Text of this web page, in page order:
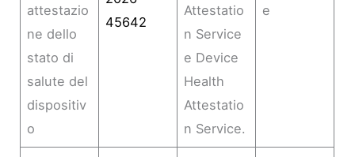
attestazio
ne dello
stato di
salute del
dispositiv
o
45642
Attestatio
n Service
e Device
Health
Attestatio
n Service.
e